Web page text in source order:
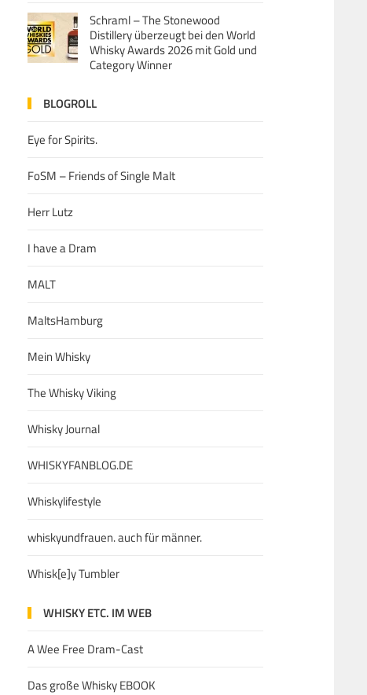
Schraml – The Stonewood
Distillery überzeugt bei den World
Whisky Awards 2026 mit Gold und
Category Winner
BLOGROLL
Eye for Spirits.
FoSM – Friends of Single Malt
Herr Lutz
I have a Dram
MALT
MaltsHamburg
Mein Whisky
The Whisky Viking
Whisky Journal
WHISKYFANBLOG.DE
Whiskylifestyle
whiskyundfrauen. auch für männer.
Whisk[e]y Tumbler
WHISKY ETC. IM WEB
A Wee Free Dram-Cast
Das große Whisky EBOOK